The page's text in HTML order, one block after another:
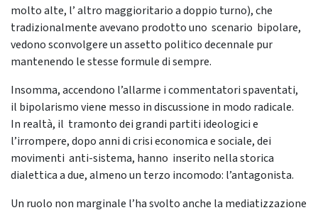
molto alte, l’ altro maggioritario a doppio turno), che
tradizionalmente avevano prodotto uno scenario bipolare,
vedono sconvolgere un assetto politico decennale pur
mantenendo le stesse formule di sempre.
Insomma, accendono l’allarme i commentatori spaventati,
il bipolarismo viene messo in discussione in modo radicale.
In realtà, il tramonto dei grandi partiti ideologici e
l’irrompere, dopo anni di crisi economica e sociale, dei
movimenti anti-sistema, hanno inserito nella storica
dialettica a due, almeno un terzo incomodo: l’antagonista.
Un ruolo non marginale l’ha svolto anche la mediatizzazione